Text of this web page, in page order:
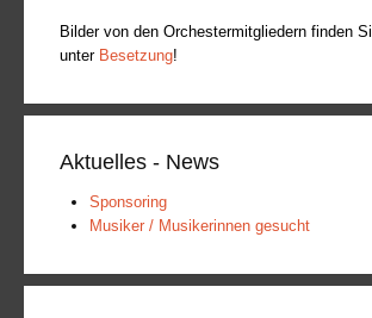
Bilder von den Orchestermitgliedern finden
unter Besetzung!
Aktuelles - News
Sponsoring
Musiker / Musikerinnen gesucht